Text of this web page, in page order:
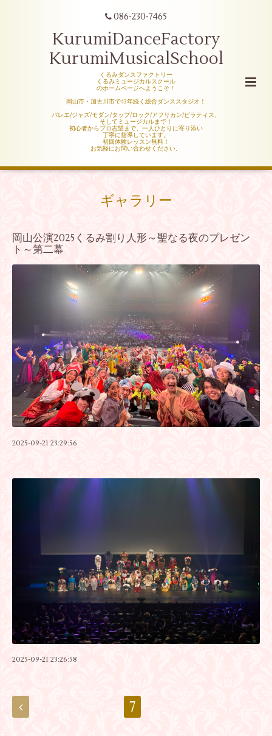
086-230-7465
KurumiDanceFactory
KurumiMusicalSchool
くるみダンスファクトリー
くるみミュージカルスクール
のホームページへようこそ！
岡山市・加古川市で43年続く総合ダンススタジオ！
バレエ/ジャズ/モダン/タップ/ロック/アフリカン/ピラティス、
そしてミュージカルまで！
初心者からプロ志望まで、一人ひとりに寄り添い
丁寧に指導しています。
初回体験レッスン無料！
お気軽にお問い合わせください。
ギャラリー
岡山公演2025くるみ割り人形～聖なる夜のプレゼン
ト～第二幕
2025-09-21 23:29:56
2025-09-21 23:26:58
7